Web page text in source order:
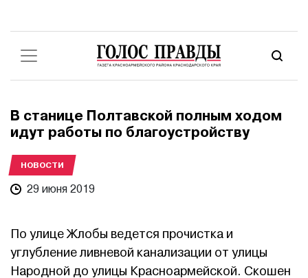
В станице Полтавской полным ходом
идут работы по благоустройству
НОВОСТИ
29 июня 2019
По улице Жлобы ведется прочистка и
углубление ливневой канализации от улицы
Народной до улицы Красноармейской. Скошен